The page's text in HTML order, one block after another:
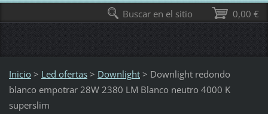
Inicio > Led ofertas > Downlight > Downlight redondo
blanco empotrar 28W 2380 LM Blanco neutro 4000 K
superslim
0,00 €
Buscar en el sitio